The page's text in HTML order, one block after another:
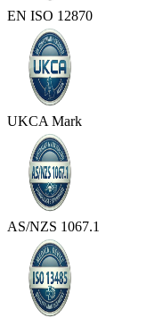
EN ISO 12870
UKCA Mark
AS/NZS 1067.1